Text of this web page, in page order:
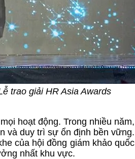
trao giải HR Asia Awards
hoạt động. Trong nhiều năm,
và duy trì sự ổn định bền vững.
của hội đồng giám khảo quốc
nhất khu vực.